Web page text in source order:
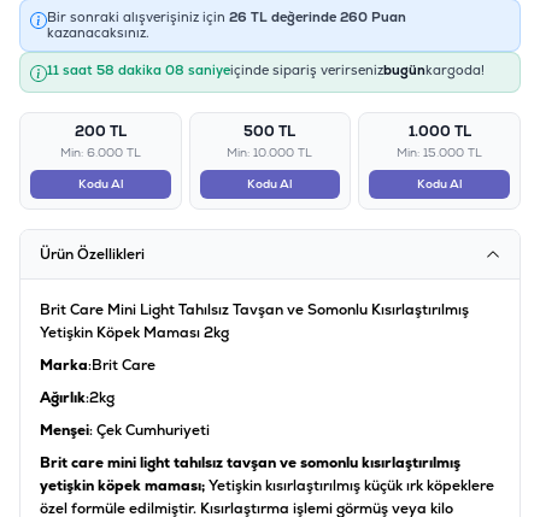
Bir sonraki alışverişiniz için 26 TL değerinde 260 Puan
kazanacaksınız.
11 saat 58 dakika 08 saniyeiçinde sipariş verirsenizbugünkargoda!
200 TL
Min: 6.000 TL
Kodu Al
500 TL
Min: 10.000 TL
Kodu Al
1.000 TL
Min: 15.000 TL
Kodu Al
Ürün Özellikleri
Brit Care Mini Light Tahılsız Tavşan ve Somonlu Kısırlaştırılmış
Yetişkin Köpek Maması 2kg
Marka:Brit Care
Ağırlık:2kg
Menşei: Çek Cumhuriyeti
Brit care mini light tahılsız tavşan ve somonlu kısırlaştırılmış
yetişkin köpek maması;Yetişkin kısırlaştırılmış küçük ırk köpeklere
özel formüle edilmiştir. Kısırlaştırma işlemi görmüş veya kilo